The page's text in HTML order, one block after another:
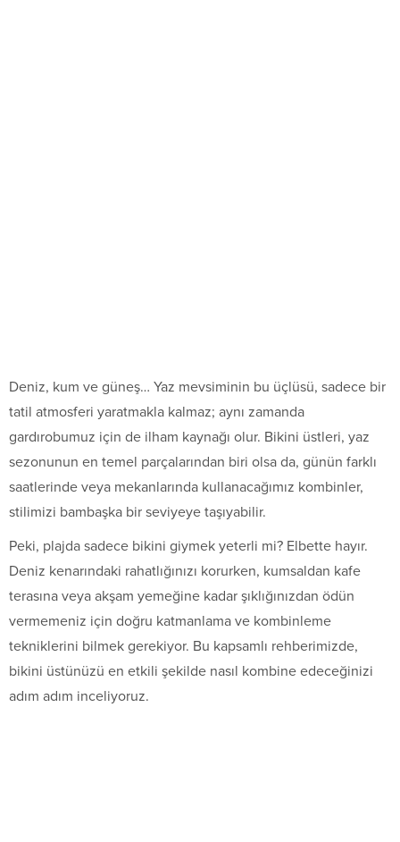
Deniz, kum ve güneş… Yaz mevsiminin bu üçlüsü, sadece bir
tatil atmosferi yaratmakla kalmaz; aynı zamanda
gardırobumuz için de ilham kaynağı olur. Bikini üstleri, yaz
sezonunun en temel parçalarından biri olsa da, günün farklı
saatlerinde veya mekanlarında kullanacağımız kombinler,
stilimizi bambaşka bir seviyeye taşıyabilir.
Peki, plajda sadece bikini giymek yeterli mi? Elbette hayır.
Deniz kenarındaki rahatlığınızı korurken, kumsaldan kafe
terasına veya akşam yemeğine kadar şıklığınızdan ödün
vermemeniz için doğru katmanlama ve kombinleme
tekniklerini bilmek gerekiyor. Bu kapsamlı rehberimizde,
bikini üstünüzü en etkili şekilde nasıl kombine edeceğinizi
adım adım inceliyoruz.